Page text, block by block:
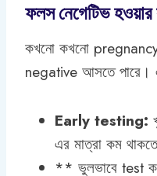
ফলস নেগেটিভ হওয়ার
কখনো কখনো
negative আসতে পারে।
Early testing:
এর মাত্রা কম
** ভুলভাবে test